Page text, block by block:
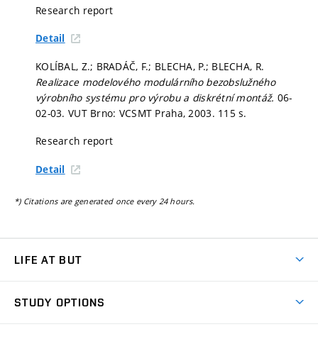
Research report
Detail
KOLÍBAL, Z.; BRADÁČ, F.; BLECHA, P.; BLECHA, R.
Realizace modelového modulárního bezobslužného
výrobního systému pro výrobu a diskrétní montáž. 06-
02-03. VUT Brno: VCSMT Praha, 2003. 115 s.
Research report
Detail
*) Citations are generated once every 24 hours.
LIFE AT BUT
STUDY OPTIONS